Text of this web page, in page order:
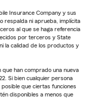
Insurance Company y sus
respalda ni aprueba, implícita
al que se haga referencia
por terceros y State
la calidad de los productos y
han comprado una nueva
Si bien cualquier persona
que ciertas funciones
disponibles a menos que